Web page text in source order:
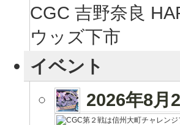
CGC 吉野奈良
ウッズ下市
イベント
2026年8月